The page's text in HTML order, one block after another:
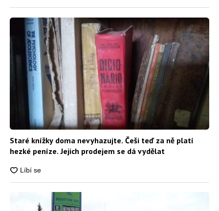
Staré knížky doma nevyhazujte. Češi teď za ně platí
hezké peníze. Jejich prodejem se dá vydělat